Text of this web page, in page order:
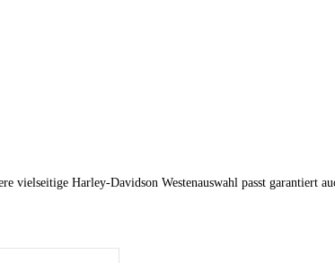
vielseitige Harley-Davidson Westenauswahl passt garantiert